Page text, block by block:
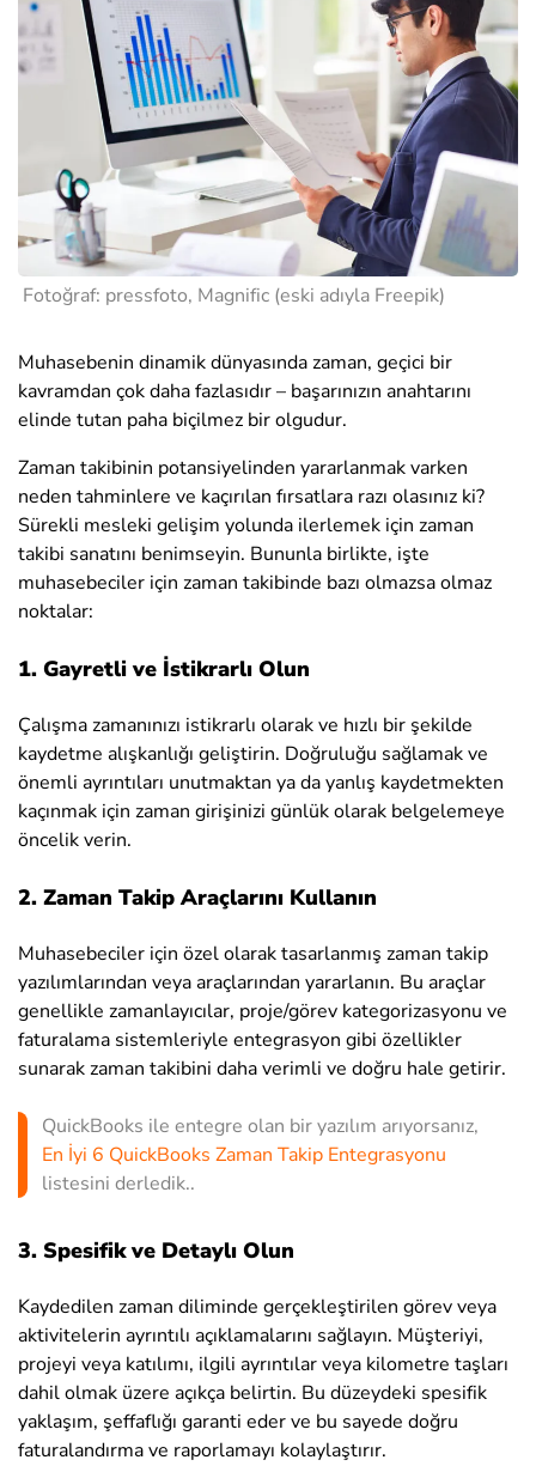
Fotoğraf: pressfoto, Magnific (eski adıyla Freepik)
Muhasebenin dinamik dünyasında zaman, geçici bir
kavramdan çok daha fazlasıdır – başarınızın anahtarını
elinde tutan paha biçilmez bir olgudur.
Zaman takibinin potansiyelinden yararlanmak varken
neden tahminlere ve kaçırılan fırsatlara razı olasınız ki?
Sürekli mesleki gelişim yolunda ilerlemek için zaman
takibi sanatını benimseyin. Bununla birlikte, işte
muhasebeciler için zaman takibinde bazı olmazsa olmaz
noktalar:
1. Gayretli ve İstikrarlı Olun
Çalışma zamanınızı istikrarlı olarak ve hızlı bir şekilde
kaydetme alışkanlığı geliştirin. Doğruluğu sağlamak ve
önemli ayrıntıları unutmaktan ya da yanlış kaydetmekten
kaçınmak için zaman girişinizi günlük olarak belgelemeye
öncelik verin.
2. Zaman Takip Araçlarını Kullanın
Muhasebeciler için özel olarak tasarlanmış zaman takip
yazılımlarından veya araçlarından yararlanın. Bu araçlar
genellikle zamanlayıcılar, proje/görev kategorizasyonu ve
faturalama sistemleriyle entegrasyon gibi özellikler
sunarak zaman takibini daha verimli ve doğru hale getirir.
QuickBooks ile entegre olan bir yazılım arıyorsanız,
En İyi 6 QuickBooks Zaman Takip Entegrasyonu
listesini derledik..
3. Spesifik ve Detaylı Olun
Kaydedilen zaman diliminde gerçekleştirilen görev veya
aktivitelerin ayrıntılı açıklamalarını sağlayın. Müşteriyi,
projeyi veya katılımı, ilgili ayrıntılar veya kilometre taşları
dahil olmak üzere açıkça belirtin. Bu düzeydeki spesifik
yaklaşım, şeffaflığı garanti eder ve bu sayede doğru
faturalandırma ve raporlamayı kolaylaştırır.